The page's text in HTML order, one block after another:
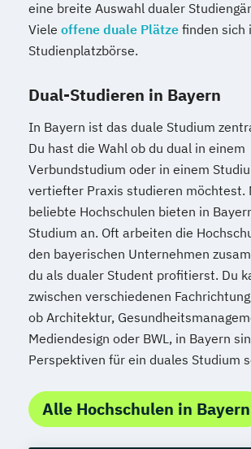
eine breite Auswahl dualer
Viele offene duale Plätze finden sich
Studienplatzbörse.
Dual-Studieren in Bayern
In Bayern ist das duale Studium
Du hast die Wahl ob du dual in einem
Verbundstudium oder in einem
vertiefter Praxis studieren möchtest.
beliebte Hochschulen bieten in
Studium an. Oft arbeiten die
den bayerischen Unternehmen
du als dualer Student profitierst. Du
zwischen verschiedenen
ob Architektur,
Mediendesign oder BWL, in Bayern
Perspektiven für ein duales Studium
Alle Hochschulen in Bayern